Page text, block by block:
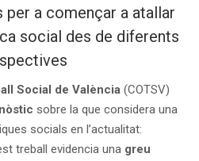
a començar a atallar
social des de diferents
Social de València (COTSV)
sobre la que considera una
socials en l’actualitat:
treball evidencia una greu